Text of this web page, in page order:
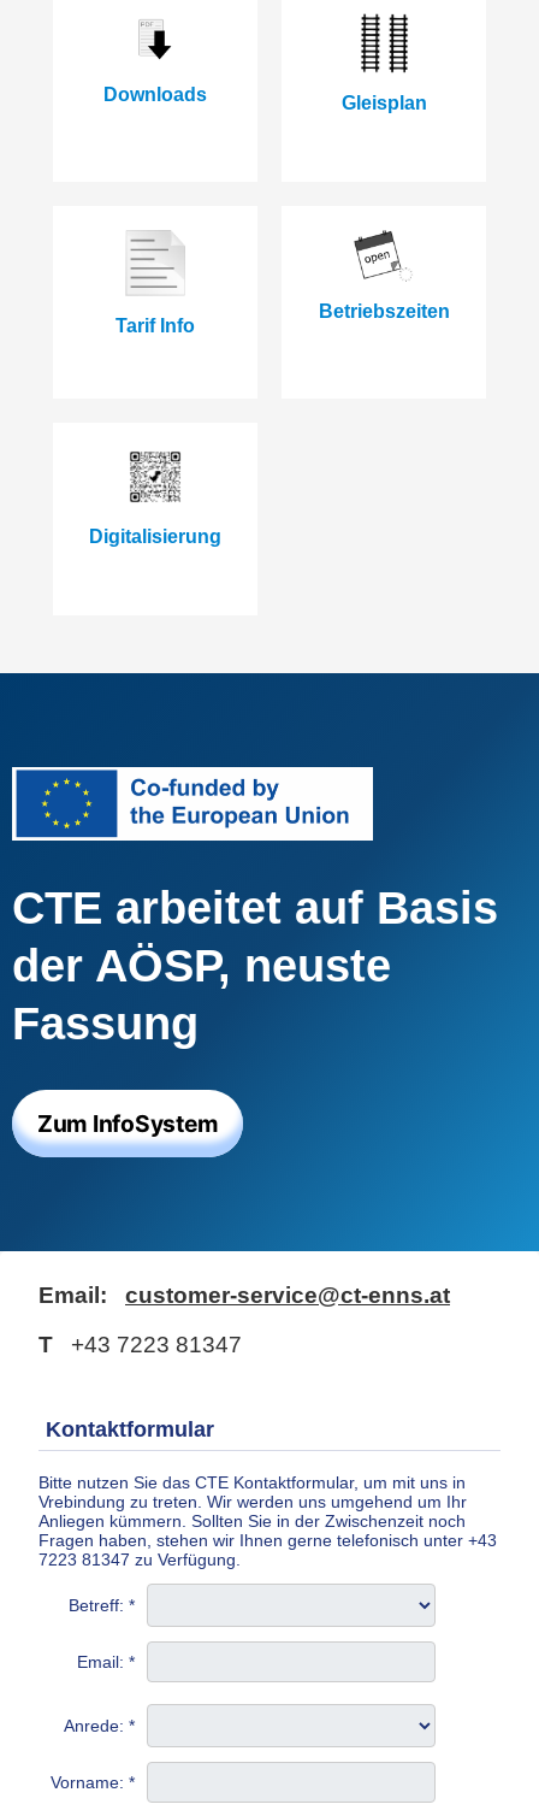
Downloads Gleisplan
Tarif Info
Betriebszeiten
Digitalisierung
CTE arbeitet auf Basis
der AÖSP, neuste
Fassung
Zum InfoSystem
Email:
customer-service@ct-enns.at
T +43 7223 81347
Kontaktformular
Bitte nutzen Sie das CTE Kontaktformular, um mit uns in
Vrebindung zu treten. Wir werden uns umgehend um Ihr
Anliegen kümmern. Sollten Sie in der Zwischenzeit noch
Fragen haben, stehen wir Ihnen gerne telefonisch unter +43
7223 81347 zu Verfügung.
Betreff: *
Email: *
Anrede: *
Vorname: *